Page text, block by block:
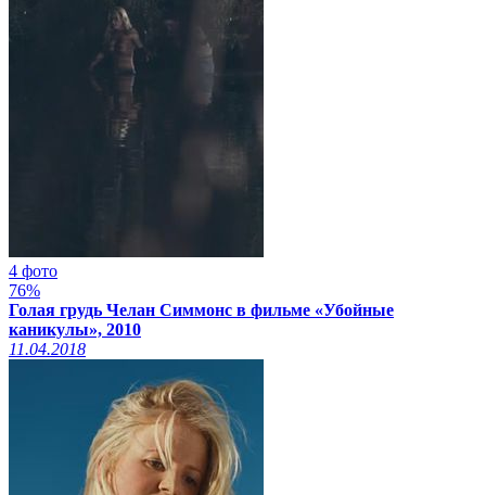
4 фото
76%
Голая грудь Челан Симмонс в фильме «Убойные
каникулы», 2010
11.04.2018